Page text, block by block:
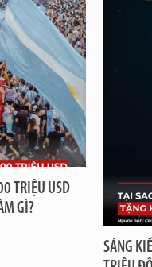
TRIỆU USD
GÌ?
SÁNG